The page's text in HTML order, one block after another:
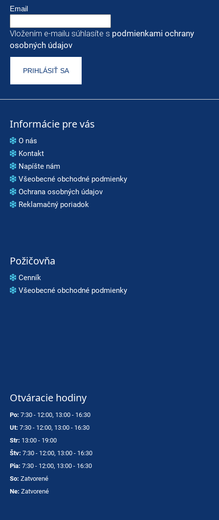
Email
Vložením e-mailu súhlasíte s podmienkami ochrany
osobných údajov
PRIHLÁSIŤ SA
Informácie pre vás
O nás
Kontakt
Napíšte nám
Všeobecné obchodné podmienky
Ochrana osobných údajov
Reklamačný poriadok
Požičovňa
Cenník
Všeobecné obchodné podmienky
Otváracie hodiny
Po: 7:30 - 12:00, 13:00 - 16:30
Ut: 7:30 - 12:00, 13:00 - 16:30
Str: 13:00 - 19:00
Štv: 7:30 - 12:00, 13:00 - 16:30
Pia: 7:30 - 12:00, 13:00 - 16:30
So: Zatvorené
Ne: Zatvorené